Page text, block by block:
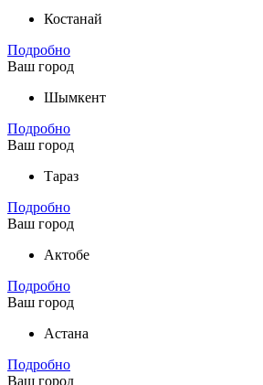
Костанай
Подробно
Ваш город
Шымкент
Подробно
Ваш город
Тараз
Подробно
Ваш город
Актобе
Подробно
Ваш город
Астана
Подробно
Ваш город